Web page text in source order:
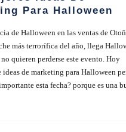
Para Halloween
de Halloween en las ventas de
más terrorífica del año, llega
quieren perderse este evento. Hoy
ideas de marketing para Halloween
esta fecha? porque es una